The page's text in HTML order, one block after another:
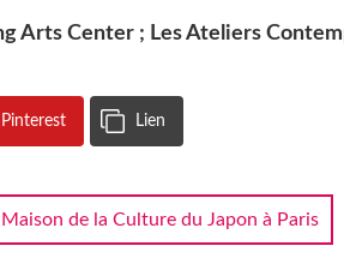
Arts Center ; Les Ateliers
Pinterest Lien
Maison de la Culture du Japon à Paris